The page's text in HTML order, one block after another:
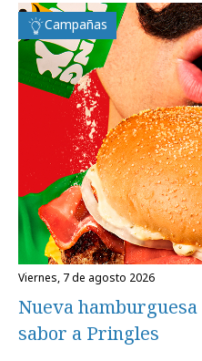
Campañas
viernes, 7 de agosto 2026
Nueva
sabor a Pringles